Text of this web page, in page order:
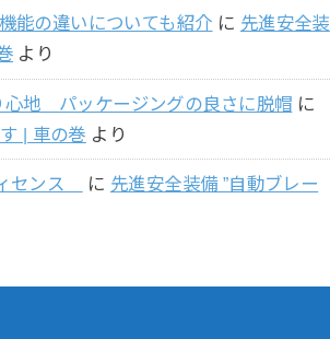
の違いについても紹介 に 先進安全装
より
地 パッケージングの良さに脱帽 に
| 車の巻 より
センス に 先進安全装備 ”自動ブレー